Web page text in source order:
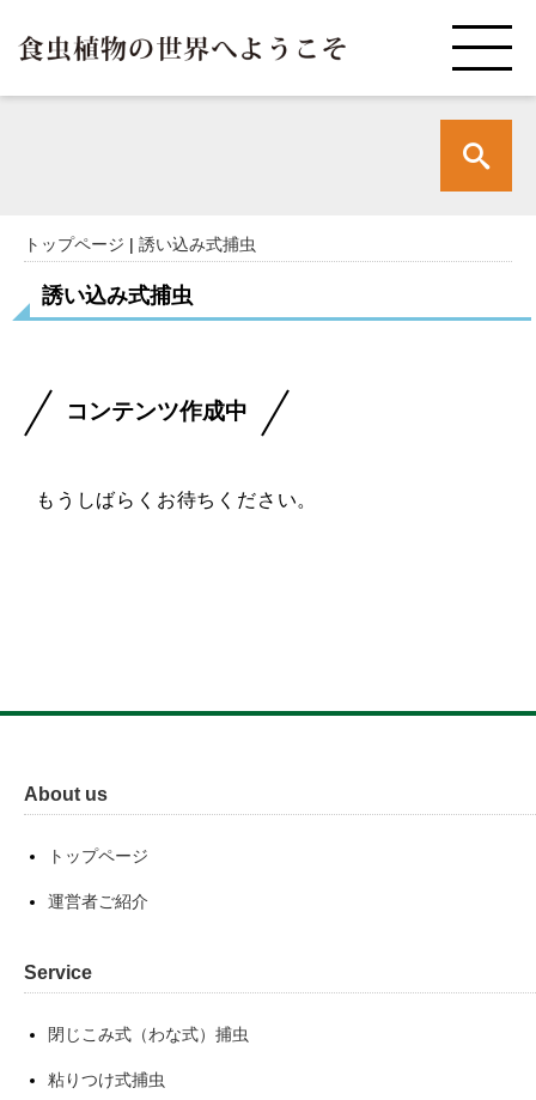
トップページ | 誘い込み式捕虫
誘い込み式捕虫
コンテンツ作成中
もうしばらくお待ちください。
About us
トップページ
運営者ご紹介
Service
閉じこみ式（わな式）捕虫
粘りつけ式捕虫